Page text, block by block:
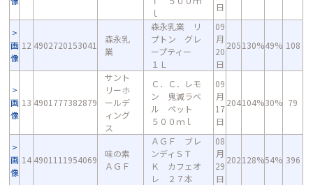
ｌ
日
画
像
12 4902720153041
森永乳
業
森永乳業 リ
プトン グレ
ープティー
１Ｌ
09
月
20
日
205130%49% 108
画
像
13 4901777382879
サント
リーホ
ールデ
ィング
ス
Ｃ．Ｃ．レモ
ン 鬼滅ラベ
ル ペット
５００ｍｌ
09
月
17
日
204104%30% 79
画
像
14 4901111954069
味の素
ＡＧＦ
ＡＧＦ ブレ
ンディＳＴ
Ｋ カフェオ
レ ２７本
08
月
29
日
202128%54% 396